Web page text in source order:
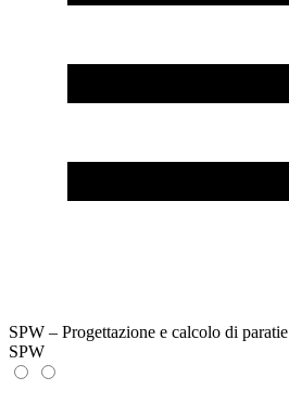
SPW – Progettazione e calcolo di paratie
SPW